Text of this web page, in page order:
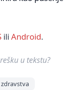
ili Android.
u tekstu?